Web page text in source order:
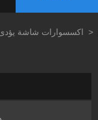
اكسسوارات شاشة >